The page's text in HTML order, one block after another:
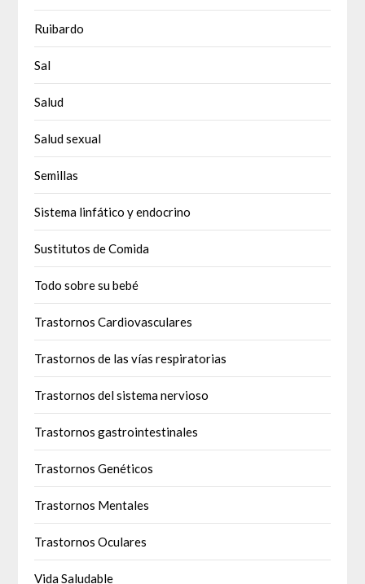
Ruibardo
Sal
Salud
Salud sexual
Semillas
Sistema linfático y endocrino
Sustitutos de Comida
Todo sobre su bebé
Trastornos Cardiovasculares
Trastornos de las vías respiratorias
Trastornos del sistema nervioso
Trastornos gastrointestinales
Trastornos Genéticos
Trastornos Mentales
Trastornos Oculares
Vida Saludable